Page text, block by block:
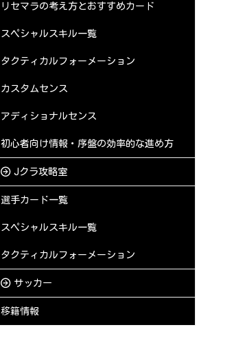
リセマラの考え方とおすすめカード
スペシャルスキル一覧
タクティカルフォーメーション
カスタムセンス
アディショナルセンス
初心者向け情報・序盤の効率的な進め方
Jクラ攻略室
選手カード一覧
スペシャルスキル一覧
タクティカルフォーメーション
サッカー
移籍情報